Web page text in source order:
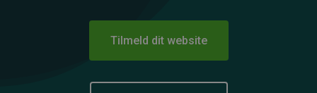
Tilmeld dit website